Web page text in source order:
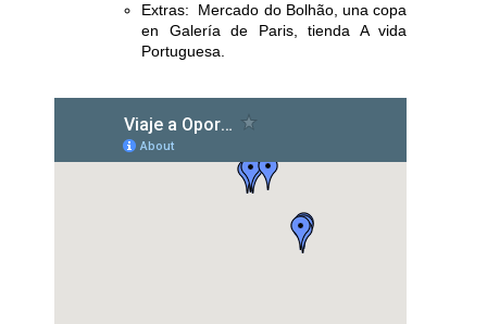
Extras: Mercado do Bolhão, una copa
en Galería de Paris, tienda A vida
Portuguesa.